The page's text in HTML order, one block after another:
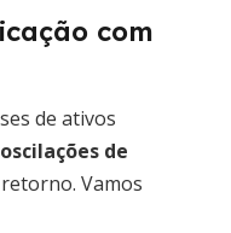
com
de ativos
de
Vamos